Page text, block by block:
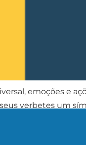
emoções e
verbetes um